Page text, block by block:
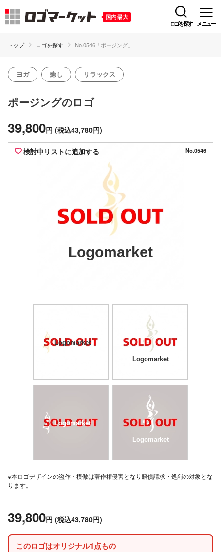
ロゴを探す メニュー
トップ ロゴを探す No.0546「ポージング」
ヨガ 癒し リラックス
ポージングのロゴ
39,800円 (税込43,780円)
検討中リストに追加する No.0546
Logomarket
Logomarket
Logomarket
Logomarket
Logomarket
※本ロゴデザインの盗作・模倣は著作権侵害となり賠償請求・処罰の対象とな
ります。
39,800円 (税込43,780円)
このロゴはオリジナル1点もの